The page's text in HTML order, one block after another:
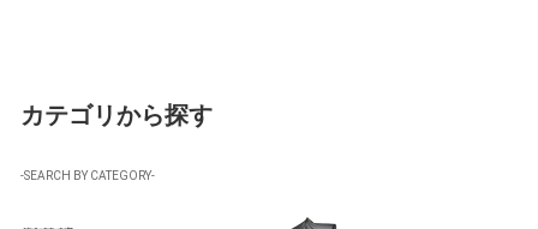
カテゴリから探す
-SEARCH BY CATEGORY-